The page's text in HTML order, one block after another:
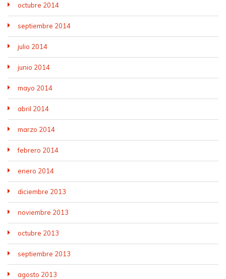
octubre 2014
septiembre 2014
julio 2014
junio 2014
mayo 2014
abril 2014
marzo 2014
febrero 2014
enero 2014
diciembre 2013
noviembre 2013
octubre 2013
septiembre 2013
agosto 2013